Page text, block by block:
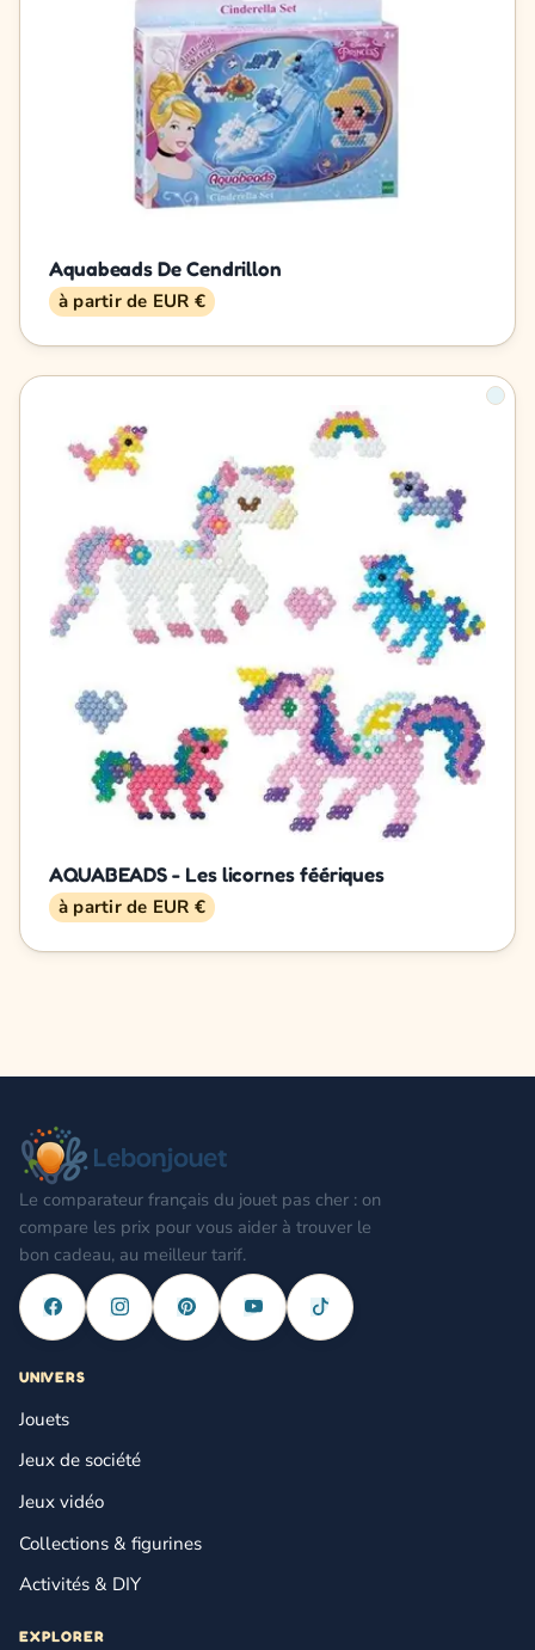
Aquabeads De Cendrillon
à partir de EUR €
AQUABEADS - Les licornes féériques
à partir de EUR €
Le comparateur français du jouet pas cher : on
compare les prix pour vous aider à trouver le
bon cadeau, au meilleur tarif.
UNIVERS
Jouets
Jeux de société
Jeux vidéo
Collections & figurines
Activités & DIY
EXPLORER